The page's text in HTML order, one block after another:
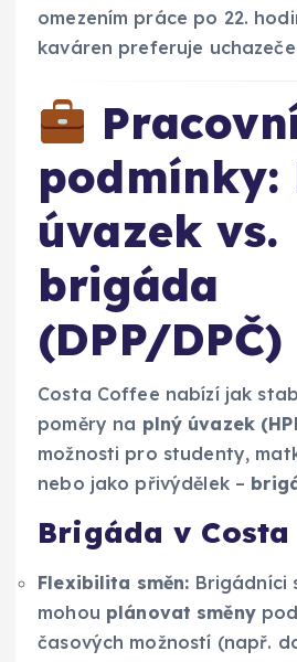
omezením práce po 22.
kaváren preferuje uchazeče
podmínky:
úvazek vs.
brigáda
(DPP/DPČ)
Costa Coffee nabízí jak
poměry na plný úvazek
možnosti pro studenty,
nebo jako přivýdělek –
Brigáda v Costa
Flexibilita směn: Brigádníci
mohou plánovat směny
časových možností (např.